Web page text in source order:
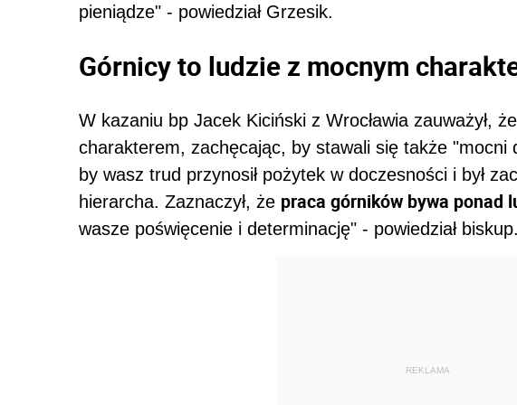
pieniądze" - powiedział Grzesik.
Górnicy to ludzie z mocnym
W kazaniu bp Jacek Kiciński z Wrocławia zauważył,
charakterem, zachęcając, by stawali się także "mocni
by wasz trud przynosił pożytek w doczesności i był
hierarcha. Zaznaczył, że praca górników bywa ponad
wasze poświęcenie i determinację" - powiedział biskup.
REKLAMA